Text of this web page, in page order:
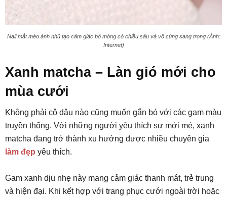
Nail mắt mèo ánh nhũ tạo cảm giác bộ móng có chiều sâu và vô cùng sang trọng (Ảnh:
Internet)
Xanh matcha – Làn gió mới cho
mùa cưới
Không phải cô dâu nào cũng muốn gắn bó với các gam màu
truyền thống. Với những người yêu thích sự mới mẻ, xanh
matcha đang trở thành xu hướng được nhiều chuyên gia
làm đẹp yêu thích.
Gam xanh dịu nhẹ này mang cảm giác thanh mát, trẻ trung
và hiện đại. Khi kết hợp với trang phục cưới ngoài trời hoặc